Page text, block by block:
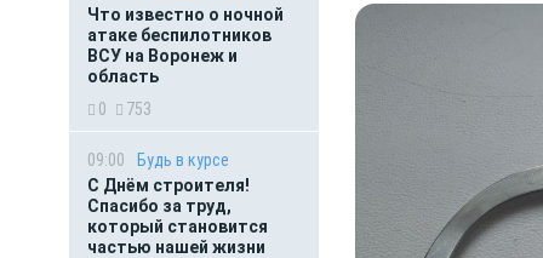
Что известно о ночной
атаке беспилотников
ВСУ на Воронеж и
область
0
753
09:00
Будь в курсе
С Днём строителя!
Спасибо за труд,
который становится
частью нашей жизни